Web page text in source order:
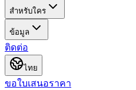
สำหรับใคร
ข้อมูล
ติดต่อ
ไทย
ขอใบเสนอราคา